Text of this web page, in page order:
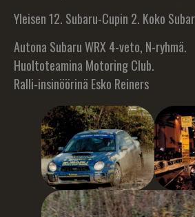
Yleisen 12. Subaru-Cupin 2. Koko
Autona Subaru WRX 4-veto, N-ryhmä.
Huoltoteamina Motoring Club.
Ralli-insinöörinä Esko Reiners